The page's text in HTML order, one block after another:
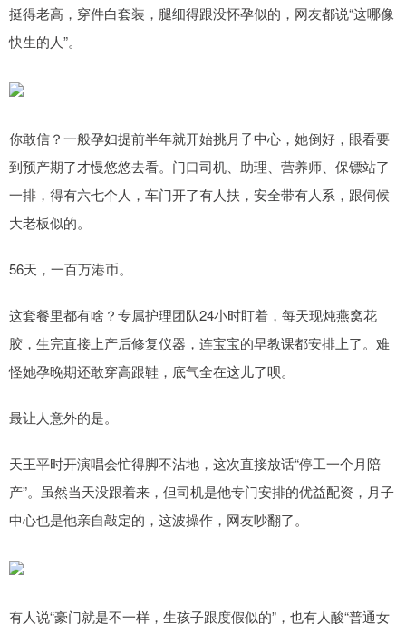
挺得老高，穿件白套装，腿细得跟没怀孕似的，网友都说“这哪像
快生的人”。
你敢信？一般孕妇提前半年就开始挑月子中心，她倒好，眼看要
到预产期了才慢悠悠去看。门口司机、助理、营养师、保镖站了
一排，得有六七个人，车门开了有人扶，安全带有人系，跟伺候
大老板似的。
56天，一百万港币。
这套餐里都有啥？专属护理团队24小时盯着，每天现炖燕窝花
胶，生完直接上产后修复仪器，连宝宝的早教课都安排上了。难
怪她孕晚期还敢穿高跟鞋，底气全在这儿了呗。
最让人意外的是。
天王平时开演唱会忙得脚不沾地，这次直接放话“停工一个月陪
产”。虽然当天没跟着来，但司机是他专门安排的优益配资，月子
中心也是他亲自敲定的，这波操作，网友吵翻了。
有人说“豪门就是不一样，生孩子跟度假似的”，也有人酸“普通女